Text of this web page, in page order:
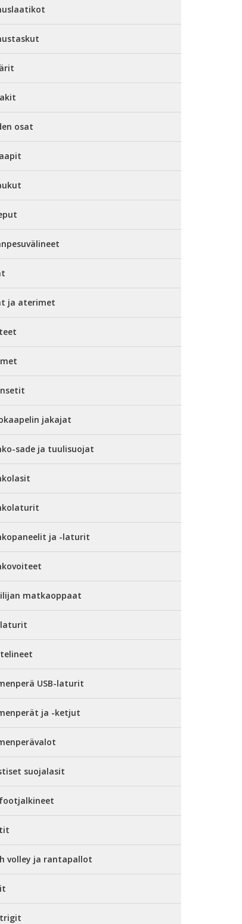
osat
ja aterimet
jakajat
sade ja tuulisuojat
ja -laturit
matkaoppaat
USB-laturit
ja -ketjut
suojalasit
volley ja rantapallot